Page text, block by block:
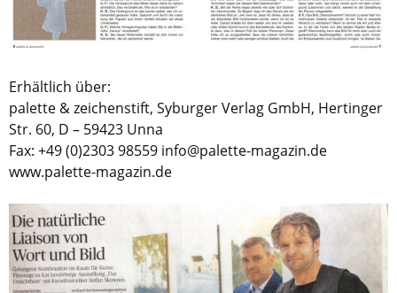
Erhältlich über:
palette & zeichenstift, Syburger Verlag GmbH, Hertinger
Str. 60, D – 59423 Unna
Fax: +49 (0)2303 98559 info@palette-magazin.de
www.palette-magazin.de